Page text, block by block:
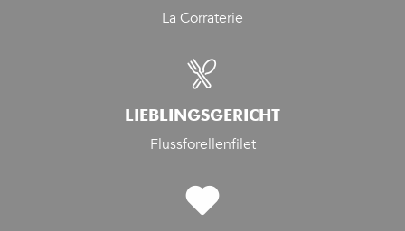
La Corraterie
LIEBLINGSGERICHT
Flussforellenfilet